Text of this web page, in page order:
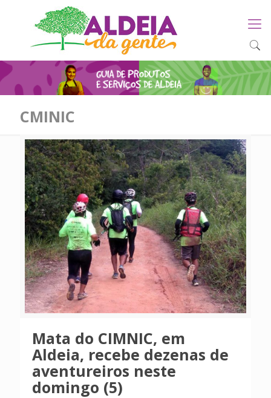
CMINIC
Mata do CIMNIC, em
Aldeia, recebe dezenas de
aventureiros neste
domingo (5)